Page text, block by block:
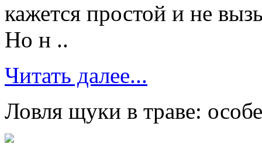
кажется простой и не
Но н ..
Читать далее...
Ловля щуки в траве: